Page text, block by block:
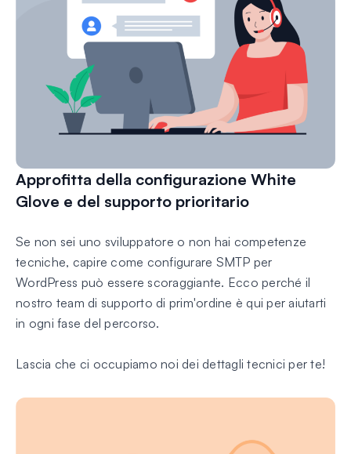
Approfitta della configurazione White
Glove e del supporto prioritario
Se non sei uno sviluppatore o non hai competenze
tecniche, capire come configurare SMTP per
WordPress può essere scoraggiante. Ecco perché il
nostro team di supporto di prim'ordine è qui per aiutarti
in ogni fase del percorso.
Lascia che ci occupiamo noi dei dettagli tecnici per te!